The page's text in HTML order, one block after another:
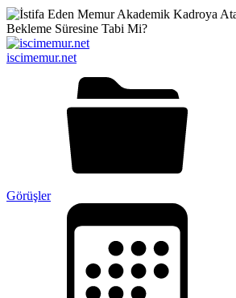
iscimemur.net
Görüşler